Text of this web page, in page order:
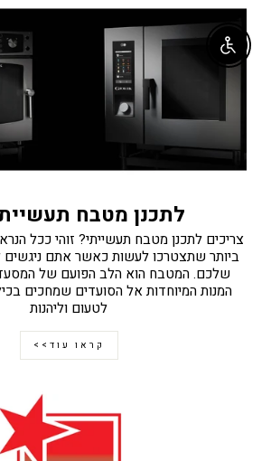
לתכנן מטבח
צריכים לתכנן מטבח תעשייתי? זוהי ככל
ביותר שתצטרכו לעשות כאשר אתם
שלכם. המטבח הוא הלב הפועם של
המנות המיוחדות אל הסועדים שמחכים
לטעום וליהנות
קראו עוד>>
Enable accessibility